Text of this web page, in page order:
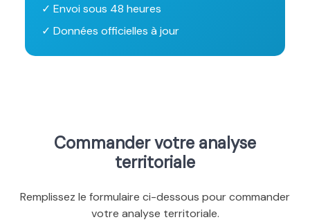
✓ Envoi sous 48 heures
✓ Données officielles à jour
Commander votre analyse
territoriale
Remplissez le formulaire ci-dessous pour commander
votre analyse territoriale.